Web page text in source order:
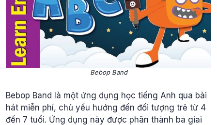
Bebop Band
Bebop Band là một ứng dụng học tiếng Anh qua bài
hát miễn phí, chủ yếu hướng đến đối tượng trẻ từ 4
đến 7 tuổi. Ứng dụng này được phân thành ba giai